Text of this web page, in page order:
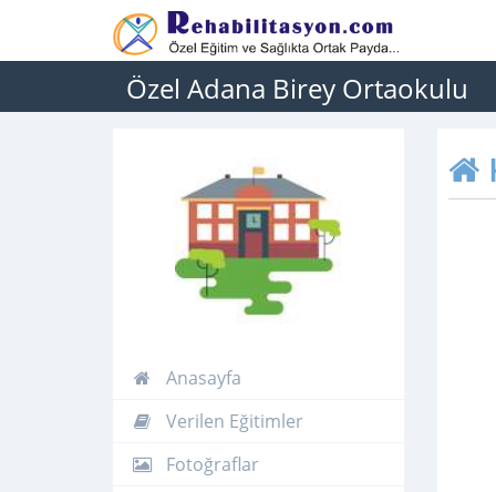
Özel Adana Birey Ortaokulu
Anasayfa
Verilen Eğitimler
Fotoğraflar